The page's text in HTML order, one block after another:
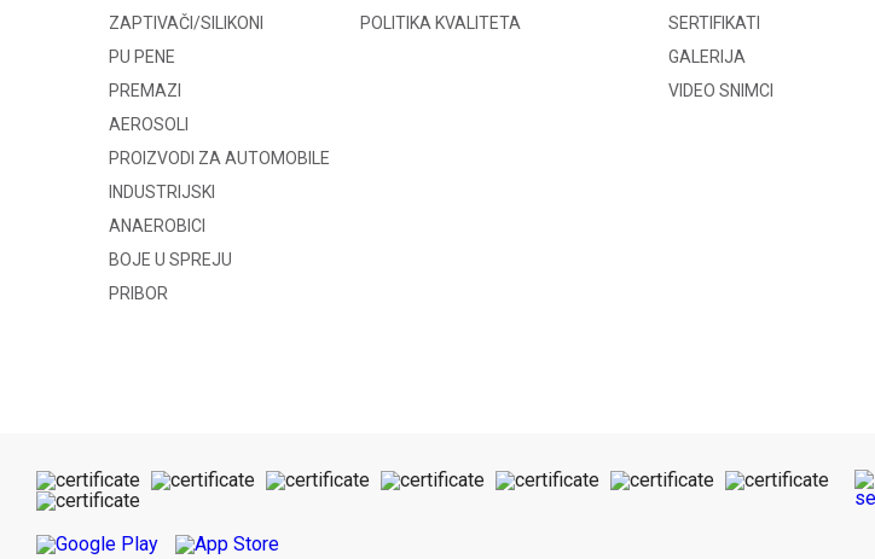
ZAPTIVAČI/SILIKONI
PU PENE
PREMAZI
AEROSOLI
PROIZVODI ZA AUTOMOBILE
INDUSTRIJSKI
ANAEROBICI
BOJE U SPREJU
PRIBOR
POLITIKA KVALITETA
SERTIFIKATI
GALERIJA
VIDEO SNIMCI